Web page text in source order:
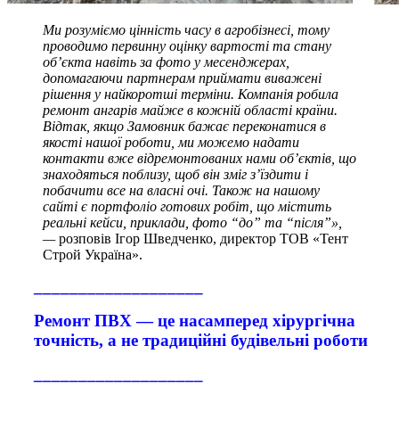
Ми розуміємо цінність часу в агробізнесі, тому
проводимо первинну оцінку вартості та стану
об’єкта навіть за фото у месенджерах,
допомагаючи партнерам приймати виважені
рішення у найкоротші терміни. Компанія робила
ремонт ангарів майже в кожній області країни.
Відтак, якщо Замовник бажає переконатися в
якості нашої роботи, ми можемо надати
контакти вже відремонтованих нами об’єктів, що
знаходяться поблизу, щоб він зміг з’їздити і
побачити все на власні очі. Також на нашому
сайті є портфоліо готових робіт, що містить
реальні кейси, приклади, фото “до” та “після”»,
—розповів Ігор Шведченко, директор ТОВ «Тент
Строй Україна».
Ремонт ПВХ — це насамперед хірургічна
точність, а не традиційні будівельні роботи